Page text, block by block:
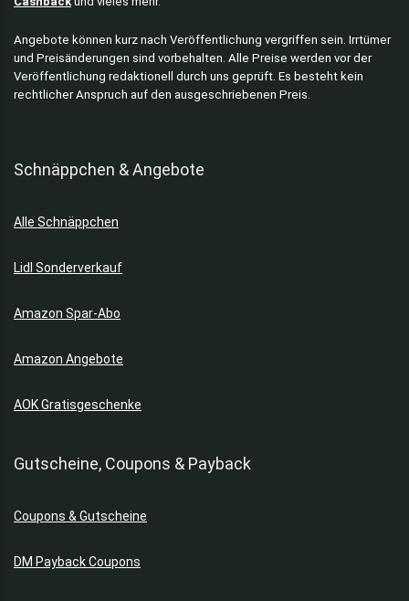
Angebote können kurz nach Veröffentlichung vergriffen sein. Irrtümer
und Preisänderungen sind vorbehalten. Alle Preise werden vor der
Veröffentlichung redaktionell durch uns geprüft. Es besteht kein
rechtlicher Anspruch auf den ausgeschriebenen Preis.
Schnäppchen & Angebote
Alle Schnäppchen
Lidl Sonderverkauf
Amazon Spar-Abo
Amazon Angebote
AOK Gratisgeschenke
Gutscheine, Coupons & Payback
Coupons & Gutscheine
DM Payback Coupons